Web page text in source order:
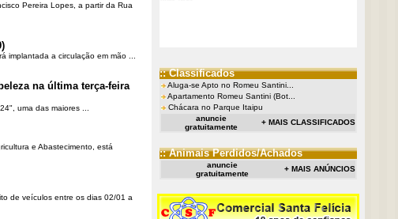
Pereira Lopes, a partir da Rua
implantada a circulação em mão ...
na última terça-feira
uma das maiores ...
e Abastecimento, está
de veículos entre os dias 02/01 a
:: Classificados
Aluga-se Apto no Romeu Santini...
Apartamento Romeu Santini (Bot...
Chácara no Parque Itaipu
anuncie
gratuitamente
+ MAIS CLASSIFICADOS
:: Animais Perdidos/Achados
anuncie
gratuitamente
+ MAIS ANÚNCIOS